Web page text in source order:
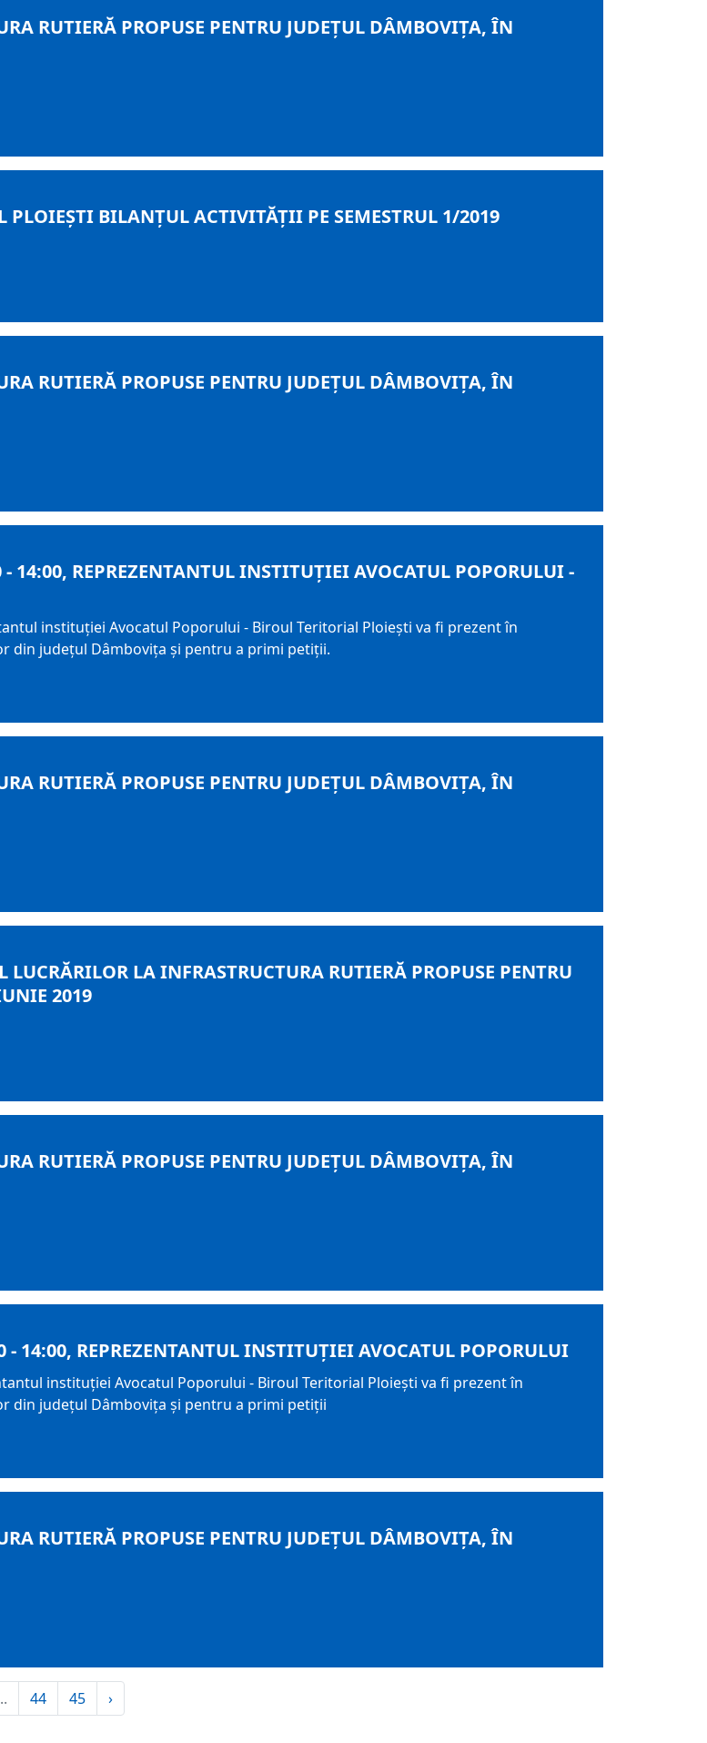
RUTIERĂ PROPUSE PENTRU JUDEȚUL DÂMBOVIȚA, ÎN
BILANŢUL ACTIVITĂŢII PE SEMESTRUL 1/2019
RUTIERĂ PROPUSE PENTRU JUDEȚUL DÂMBOVIȚA, ÎN
14:00, REPREZENTANTUL INSTITUŢIEI AVOCATUL POPORULUI -
instituţiei Avocatul Poporului - Biroul Teritorial Ploieşti va fi prezent în
din judeţul Dâmboviţa şi pentru a primi petiţii.
RUTIERĂ PROPUSE PENTRU JUDEȚUL DÂMBOVIȚA, ÎN
LA INFRASTRUCTURA RUTIERĂ PROPUSE PENTRU
2019
RUTIERĂ PROPUSE PENTRU JUDEȚUL DÂMBOVIȚA, ÎN
14:00, REPREZENTANTUL INSTITUŢIEI AVOCATUL POPORULUI
instituţiei Avocatul Poporului - Biroul Teritorial Ploieşti va fi prezent în
din judeţul Dâmboviţa şi pentru a primi petiţii
RUTIERĂ PROPUSE PENTRU JUDEȚUL DÂMBOVIȚA, ÎN
44 45 ›